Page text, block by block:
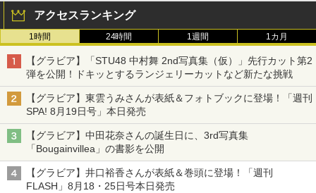
アクセスランキング
1時間 24時間 1週間 1カ月
【グラビア】「STU48 中村舞 2nd写真集（仮）」先行カット第2
弾を公開！ドキッとするランジェリーカットなど新たな挑戦
【グラビア】東雲うみさんが表紙＆フォトブックに登場！「週刊
SPA! 8月19日号」本日発売
【グラビア】中田花奈さんの誕生日に、3rd写真集
「Bougainvillea」の書影を公開
【グラビア】井口裕香さんが表紙＆巻頭に登場！「週刊
FLASH」8月18・25日号本日発売